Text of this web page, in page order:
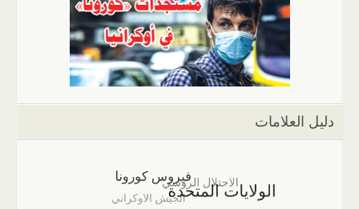
دليل العلامات